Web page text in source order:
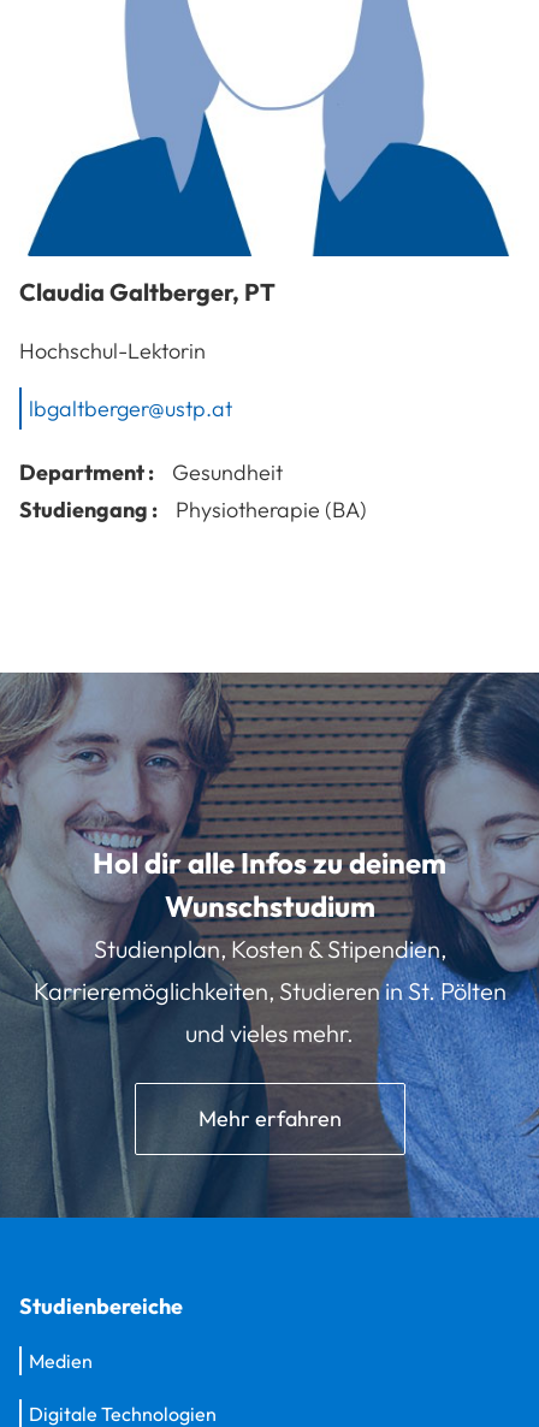
Claudia Galtberger, PT
Hochschul-Lektorin
lbgaltberger@ustp.at
Department :
Gesundheit
Studiengang :
Physiotherapie (BA)
Hol dir alle Infos zu deinem
Wunschstudium
Studienplan, Kosten & Stipendien,
Karrieremöglichkeiten, Studieren in St. Pölten
und vieles mehr.
Mehr erfahren
Studienbereiche
Medien
Digitale Technologien